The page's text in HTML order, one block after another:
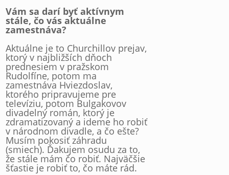
Vám sa darí byť aktívnym
stále, čo vás aktuálne
zamestnáva?
Aktuálne je to Churchillov prejav,
ktorý v najbližších dňoch
prednesiem v pražskom
Rudolfíne, potom ma
zamestnáva Hviezdoslav,
ktorého pripravujeme pre
televíziu, potom Bulgakovov
divadelný román, ktorý je
zdramatizovaný a ideme ho robiť
v národnom divadle, a čo ešte?
Musím pokosiť záhradu
(smiech). Ďakujem osudu za to,
že stále mám čo robiť. Najväčšie
šťastie je robiť to, čo máte rád.